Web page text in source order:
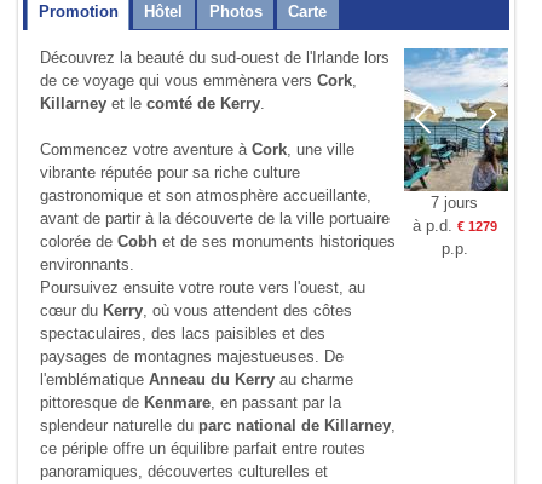
Promotion Hôtel Photos Carte
Découvrez la beauté du sud-ouest de l'Irlande lors
de ce voyage qui vous emmènera versCork,
Killarney et lecomté de Kerry.
Commencez votre aventure àCork, une ville
vibrante réputée pour sa riche culture
gastronomique et son atmosphère accueillante,
avant de partir à la découverte de la ville portuaire
colorée deCobhet de ses monuments historiques
environnants.
Poursuivez ensuite votre route vers l'ouest, au
cœur du Kerry, où vous attendent des côtes
spectaculaires, des lacs paisibles et des
paysages de montagnes majestueuses. De
l'emblématiqueAnneau du Kerry au charme
pittoresque de Kenmare, en passant par la
splendeur naturelle du parc national de Killarney,
ce périple offre un équilibre parfait entre routes
panoramiques, découvertes culturelles et
7 jours
à p.d. € 1279
p.p.